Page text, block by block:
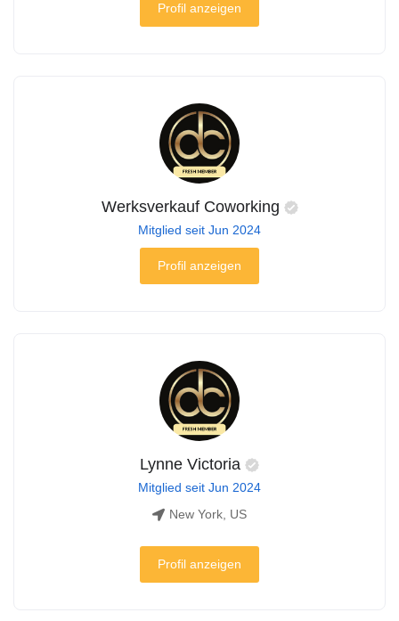
Profil anzeigen
Werksverkauf Coworking
Mitglied seit Jun 2024
Profil anzeigen
Lynne Victoria
Mitglied seit Jun 2024
New York, US
Profil anzeigen